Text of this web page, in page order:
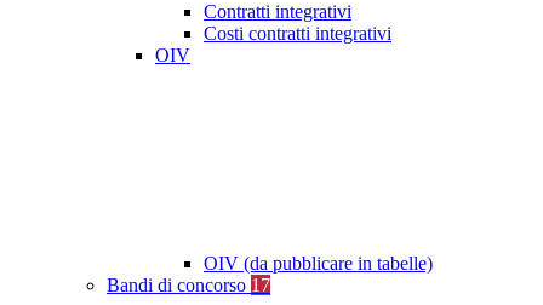
Contratti integrativi
Costi contratti integrativi
OIV
OIV (da pubblicare in tabelle)
Bandi di concorso 17